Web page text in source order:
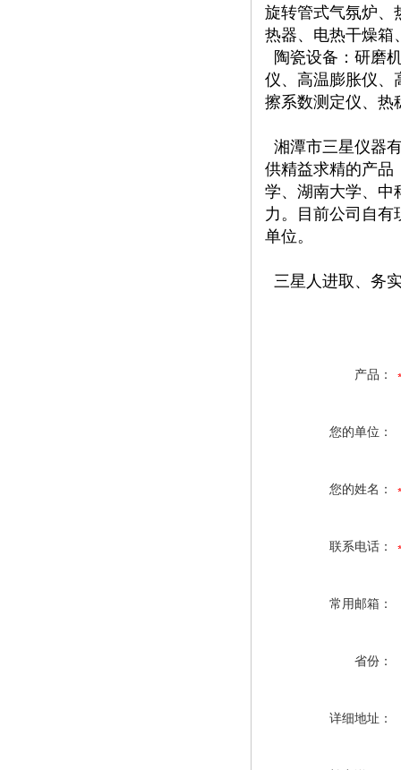
旋转管式气氛炉、
热器、电热干燥箱
陶瓷设备：研磨
仪、高温膨胀仪、
擦系数测定仪、热
湘潭市三星仪器
供精益求精的产品
学、湖南大学、中
力。目前公司自有
单位。
三星人进取、务
产品：
您的单位：
您的姓名：
联系电话：
常用邮箱：
省份：
详细地址：